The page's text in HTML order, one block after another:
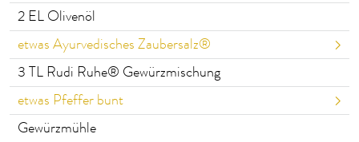
2 EL Olivenöl
etwas Ayurvedisches Zaubersalz®
3 TL Rudi Ruhe® Gewürzmischung
etwas Pfeffer bunt
Gewürzmühle